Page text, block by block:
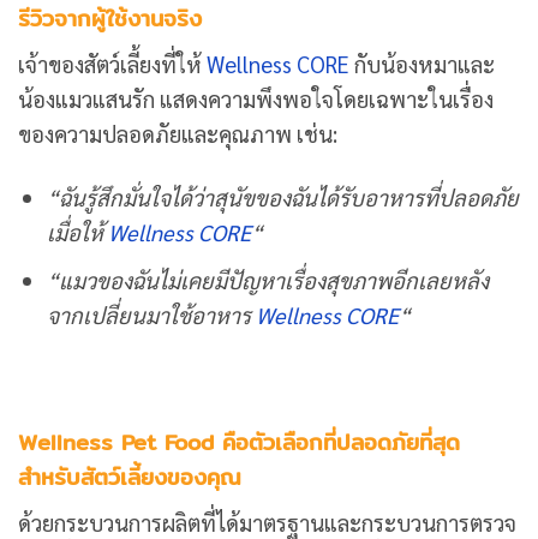
รีวิวจากผู้ใช้งานจริง
เจ้าของสัตว์เลี้ยงที่ให้Wellness CORE กับน้องหมาและ
น้องแมวแสนรัก แสดงความพึงพอใจโดยเฉพาะในเรื่อง
ของความปลอดภัยและคุณภาพ เช่น:
“ฉันรู้สึกมั่นใจได้ว่าสุนัขของฉันได้รับอาหารที่ปลอดภัย
เมื่อให้Wellness CORE“
“แมวของฉันไม่เคยมีปัญหาเรื่องสุขภาพอีกเลยหลัง
จากเปลี่ยนมาใช้อาหาร Wellness CORE“
Wellness Pet Food คือตัวเลือกที่ปลอดภัยที่สุด
สำหรับสัตว์เลี้ยงของคุณ
ด้วยกระบวนการผลิตที่ได้มาตรฐานและกระบวนการตรวจ